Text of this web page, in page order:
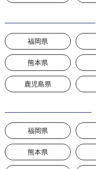
福岡県
熊本県
鹿児島県
福岡県
熊本県